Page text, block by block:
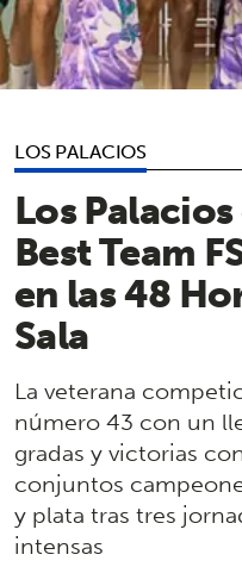
LOS PALACIOS
Los
Best Team
en las 48
Sala
La veterana
número 43 con un
gradas y victorias
conjuntos
y plata tras tres
intensas